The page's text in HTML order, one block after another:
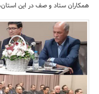
همکاران ستاد و صف در این